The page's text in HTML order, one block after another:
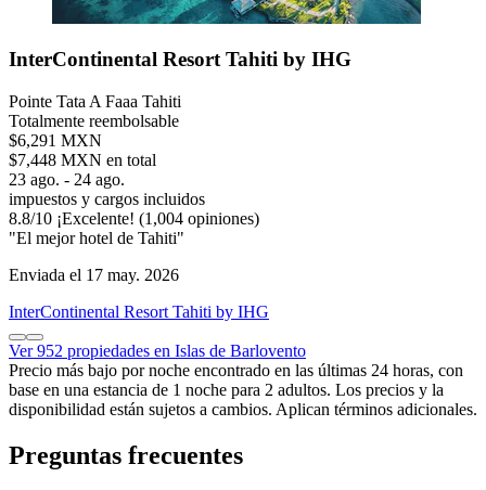
InterContinental Resort Tahiti by IHG
Pointe Tata A Faaa Tahiti
Totalmente reembolsable
$6,291 MXN
$7,448 MXN en total
23 ago. - 24 ago.
impuestos y cargos incluidos
8.8/10 ¡Excelente! (1,004 opiniones)
"El mejor hotel de Tahiti"
Enviada el 17 may. 2026
InterContinental Resort Tahiti by IHG
Ver 952 propiedades en Islas de Barlovento
Precio más bajo por noche encontrado en las últimas 24 horas, con
base en una estancia de 1 noche para 2 adultos. Los precios y la
disponibilidad están sujetos a cambios. Aplican términos adicionales.
Preguntas frecuentes